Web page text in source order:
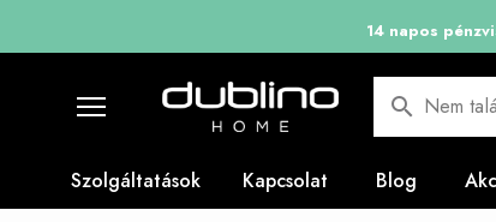
14 napos
Nem
Szolgáltatások Kapcsolat Blog